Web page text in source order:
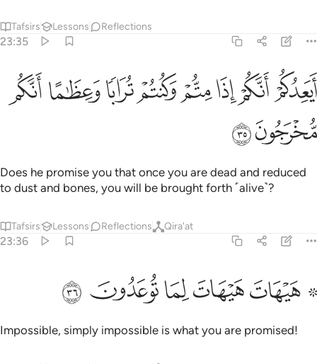
Tafsirs Lessons Reflections
23:35
ايعدكم انكم اذا متم وكنتم ترابا وعظاما انكم مخرجون ٣٥
أَيَعِدُكُمْ أَنَّكُمْ إِذَا مِتُّمْ وَكُنتُمْ تُرَابًۭا وَعِظَـٰمًا أَنَّكُم مُّخْرَجُونَ ٣٥
ﲛﲜﲝﲞﲟﲠﲡﲢ
ﲣﲤ
Does he promise you that once you are dead and reduced
to dust and bones, you will be brought forth ˹alive˺?
Tafsirs Lessons Reflections Qira'at
23:36
۞ هيهات هيهات لما توعدون ٣٦
۞ هَيْهَاتَ هَيْهَاتَ لِمَا تُوعَدُونَ ٣٦
ﲥ ﲦﲧﲨﲩ ﲪ
Impossible, simply impossible is what you are promised!